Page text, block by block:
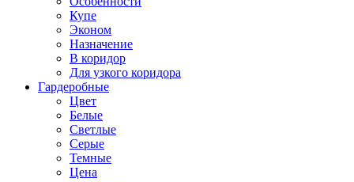
Купе
Эконом
Назначение
В коридор
Для узкого коридора
Гардеробные
Цвет
Белые
Светлые
Серые
Темные
Цена